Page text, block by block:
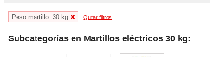
Peso martillo: 30 kg Quitar filtros
Subcategorías en Martillos eléctricos 30 kg: